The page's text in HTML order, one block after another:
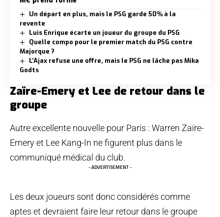
Un départ en plus, mais le PSG garde 50% à la
revente
Luis Enrique écarte un joueur du groupe du PSG
Quelle compo pour le premier match du PSG contre
Majorque ?
L’Ajax refuse une offre, mais le PSG ne lâche pas Mika
Godts
Zaïre-Emery et Lee de retour dans le
groupe
Autre excellente nouvelle pour Paris : Warren Zaïre-
Emery et Lee Kang-In ne figurent plus dans le
communiqué médical du club.
- ADVERTISEMENT -
Les deux joueurs sont donc considérés comme
aptes et devraient faire leur retour dans le groupe